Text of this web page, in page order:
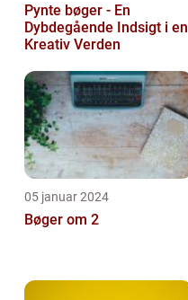
Pynte bøger - En
Dybdegående Indsigt i en
Kreativ Verden
05 januar 2024
Bøger om 2